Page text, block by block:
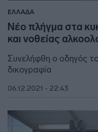
ΕΛΛΑΔΑ
Νέο πλήγμα στα
και νοθείας
Συνελήφθη ο οδηγός
δικογραφία
06.12.2021 - 22:43